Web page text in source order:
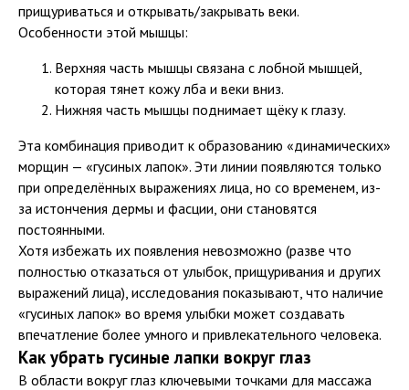
прищуриваться и открывать/закрывать веки.
Особенности этой мышцы:
Верхняя часть мышцы связана с лобной мышцей,
которая тянет кожу лба и веки вниз.
Нижняя часть мышцы поднимает щёку к глазу.
Эта комбинация приводит к образованию «динамических»
морщин — «гусиных лапок». Эти линии появляются только
при определённых выражениях лица, но со временем, из-
за истончения дермы и фасции, они становятся
постоянными.
Хотя избежать их появления невозможно (разве что
полностью отказаться от улыбок, прищуривания и других
выражений лица), исследования показывают, что наличие
«гусиных лапок» во время улыбки может создавать
впечатление более умного и привлекательного человека.
Как убрать гусиные лапки вокруг глаз
В области вокруг глаз ключевыми точками для массажа